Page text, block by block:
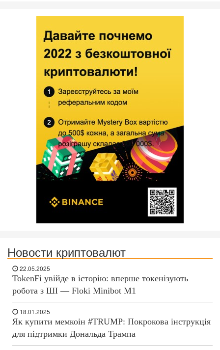
Новости криптовалют
22.05.2025
TokenFi увійде в історію: вперше токенізують
робота з ШІ — Floki Minibot M1
18.01.2025
Як купити мемкоін #TRUMP: Покрокова інструкція
для підтримки Дональда Трампа